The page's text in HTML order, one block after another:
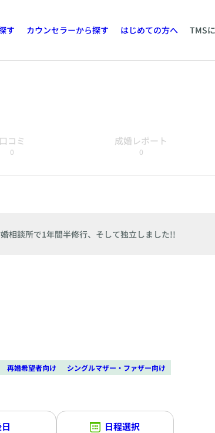
す カウンセラーから探す はじめての方へ TMS
口コミ
0
成婚レポート
0
相談所で1年間半修行、そして独立しました!!
再婚希望者向け シングルマザー・ファザー向け
日程選択